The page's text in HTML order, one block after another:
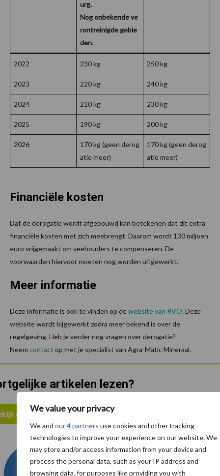
We value your privacy
We and our 4 partners use cookies and other tracking
technologies to improve your experience on our website. We
may store and/or access information from your device and
process the personal data, such as your IP address and
browsing data, for purposes like providing you with
urg.
Nog onbekende ve
rontreinigde gebie
den.
2022 230 kg 250 kg
2023 220 kg 240 kg
2024 210 kg 230 kg
2025 190 kg 200 kg
2026
170 kg (geen derog
atie meer)
170 kg (geen derog
atie meer)
Financiële kosten
Dat de derogatie wordt afgebouwd kan betekenen dat dit extra
financiële kosten met zich meebrengt. Daarom wordt 130 miljoen
euro vrijgemaakt om veehouders te compenseren. De
voorwaarden hiervoor moeten nog worden uitgewerkt.
Meer informatie
Deze informatie is ook te vinden op dewebsite van RVO. Deze
website wordt bijgewerkt zodra meer bekend is over de
regelgeving. Heb je verder nog vragen over derogatie?
Neem contact op met je specialist van Agra-Matic Mineraal.
artikelen lezen?
de partnerpagina van De Heus